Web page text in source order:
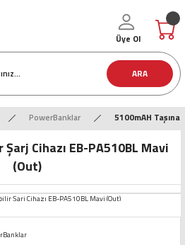
ARA
Üye Ol
PowerBanklar 5100mAH
Cihazı EB-PA510BL Mavi
(Out)